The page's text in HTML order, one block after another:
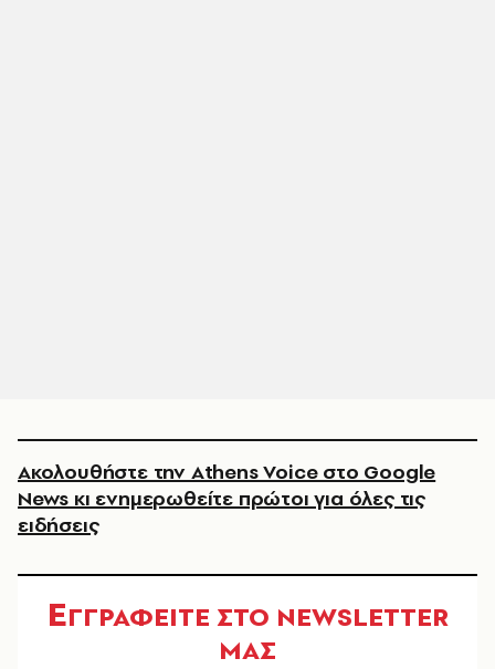
Ακολουθήστε την Athens Voice στο Google
News κι ενημερωθείτε πρώτοι για όλες τις
ειδήσεις
ΕΓΓΡΑΦΕΙΤΕ ΣΤΟ NEWSLETTER
ΜΑΣ